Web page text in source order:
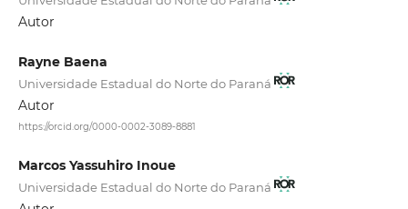
Autor
Rayne Baena
Universidade Estadual do Norte do Paraná
Autor
https://orcid.org/0000-0002-3089-8881
Marcos Yassuhiro Inoue
Universidade Estadual do Norte do Paraná